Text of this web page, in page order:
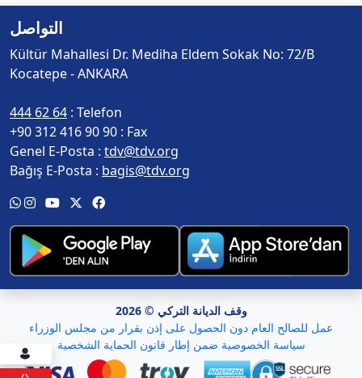
التواصل
Kültür Mahallesi Dr. Mediha Eldem Sokak No: 72/B
Kocatepe - ANKARA
Telefon :
444 62 64
Fax :
+90 312 416 90 90
Genel E-Posta : tdv@tdv.org
Bağış E-Posta : bagis@tdv.org
وقف الديانة التركي © 2026
عمل للصالح العام دون الحصول على إذن بقرار من مجلس الوزراء
سياسة الخصوصية ضمن إطار قانون الحماية الشخصية